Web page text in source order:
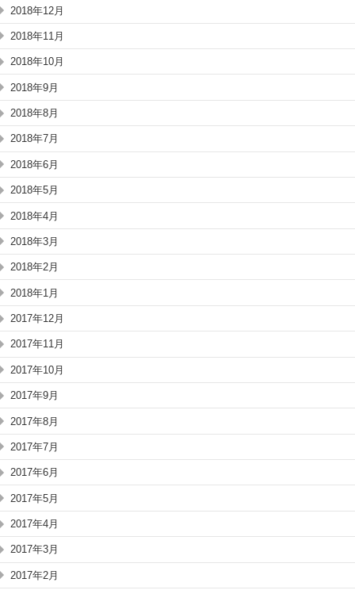
2018年12月
2018年11月
2018年10月
2018年9月
2018年8月
2018年7月
2018年6月
2018年5月
2018年4月
2018年3月
2018年2月
2018年1月
2017年12月
2017年11月
2017年10月
2017年9月
2017年8月
2017年7月
2017年6月
2017年5月
2017年4月
2017年3月
2017年2月